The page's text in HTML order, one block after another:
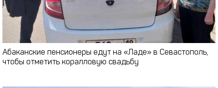
Абаканские пенсионеры едут на «Ладе» в Севастополь,
чтобы отметить коралловую свадьбу